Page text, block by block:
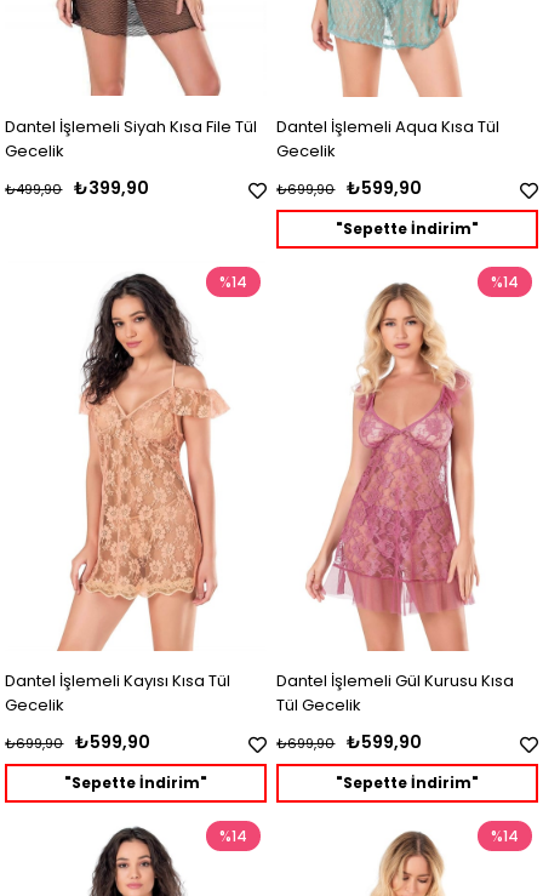
Dantel İşlemeli Siyah Kısa File Tül
Gecelik
₺399,90
₺499,90
Dantel İşlemeli Aqua Kısa Tül
Gecelik
₺599,90
₺699,90
"Sepette İndirim"
Dantel İşlemeli Kayısı Kısa Tül
Gecelik
₺599,90
₺699,90
%14
"Sepette İndirim"
Dantel İşlemeli Gül Kurusu Kısa
Tül Gecelik
₺599,90
₺699,90
%14
"Sepette İndirim"
%14 %14